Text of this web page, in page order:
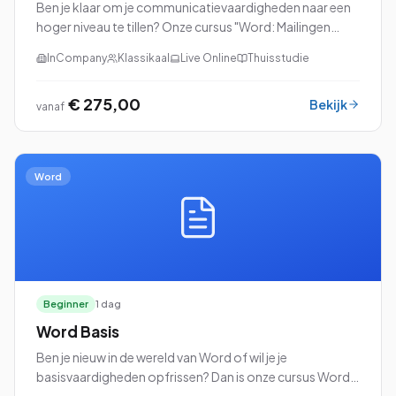
Ben je klaar om je communicatievaardigheden naar een
hoger niveau te tillen? Onze cursus "Word: Mailingen
InCompany Klassikaal Live Online Thuisstudie
vanaf € 275,00 Bekijk
Word
Beginner 1 dag
Word Basis
Ben je nieuw in de wereld van Word of wil je je
basisvaardigheden opfrissen? Dan is onze cursus Word